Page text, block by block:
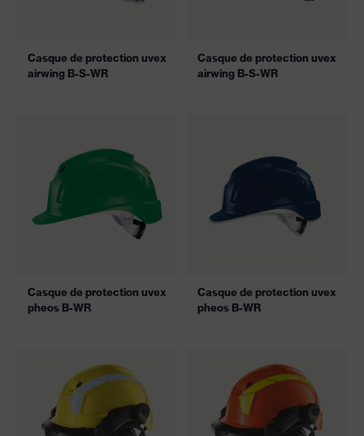
Casque de protection uvex
airwing B-S-WR
Casque de protection uvex
airwing B-S-WR
Casque de protection uvex
pheos B-WR
Casque de protection uvex
pheos B-WR